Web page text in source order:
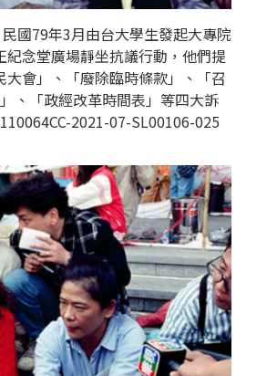
國79年3月由台大學生發起大專院
紀念堂廣場靜坐抗議行動，他們提
大會」、「廢除臨時條款」、「召
、「政經改革時間表」等四大訴
2021-07-SL00106-025